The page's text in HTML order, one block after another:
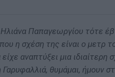
Παπαγεωργίου τότε
η σχέση της είναι ο μετρ
αναπτύξει μια ιδιαίτερη
θυμάμαι, ήμουν